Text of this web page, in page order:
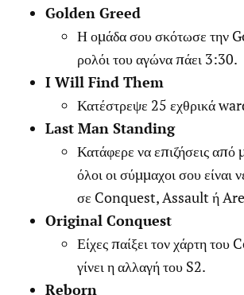
Golden Greed
Η ομάδα σου σκότωσε την
ρολόι του αγώνα πάει 3:30.
I Will Find Them
Κατέστρεψε 25 εχθρικά
Last Man Standing
Κατάφερε να επιζήσεις από
όλοι οι σύμμαχοι σου είναι
σε Conquest, Assault ή
Original Conquest
Είχες παίξει τον χάρτη του
γίνει η αλλαγή του S2.
Reborn